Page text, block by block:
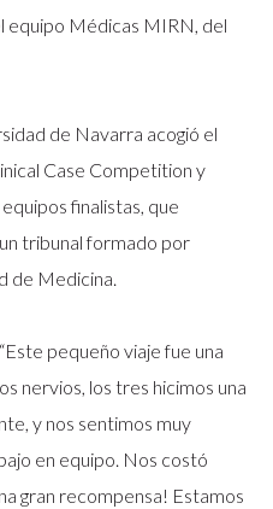
equipo Médicas MIRN, del
de Navarra acogió el
Case Competition y
finalistas, que
tribunal formado por
de Medicina.
pequeño viaje fue una
nervios, los tres hicimos una
y nos sentimos muy
en equipo. Nos costó
gran recompensa! Estamos